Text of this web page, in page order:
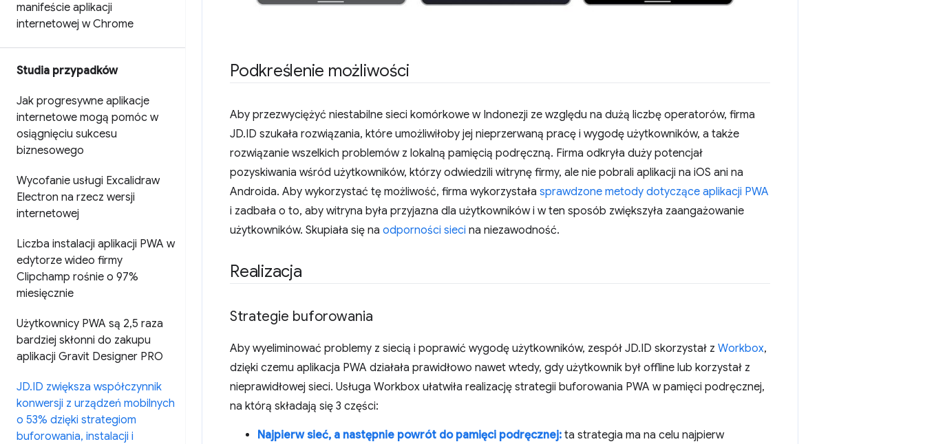
manifeście aplikacji
internetowej w Chrome
Studia przypadków
Jak progresywne aplikacje
internetowe mogą pomóc w
osiągnięciu sukcesu
biznesowego
Wycofanie usługi Excalidraw
Electron na rzecz wersji
internetowej
Liczba instalacji aplikacji PWA w
edytorze wideo firmy
Clipchamp rośnie o 97%
miesięcznie
Użytkownicy PWA są 2,5 raza
bardziej skłonni do zakupu
aplikacji Gravit Designer PRO
JD.ID zwiększa współczynnik
konwersji z urządzeń mobilnych
o 53% dzięki strategiom
buforowania, instalacji i
Podkreślenie możliwości
Aby przezwyciężyć niestabilne sieci komórkowe w Indonezji ze względu na dużą liczbę operatorów, firma
JD.ID szukała rozwiązania, które umożliwiłoby jej nieprzerwaną pracę i wygodę użytkowników, a także
rozwiązanie wszelkich problemów z lokalną pamięcią podręczną. Firma odkryła duży potencjał
pozyskiwania wśród użytkowników, którzy odwiedzili witrynę firmy, ale nie pobrali aplikacji na iOS ani na
Androida. Aby wykorzystać tę możliwość, firma wykorzystała sprawdzone metody dotyczące aplikacji PWA
i zadbała o to, aby witryna była przyjazna dla użytkowników i w ten sposób zwiększyła zaangażowanie
użytkowników. Skupiała się na odporności sieci na niezawodność.
Realizacja
Strategie buforowania
Aby wyeliminować problemy z siecią i poprawić wygodę użytkowników, zespół JD.ID skorzystał z Workbox,
dzięki czemu aplikacja PWA działała prawidłowo nawet wtedy, gdy użytkownik był offline lub korzystał z
nieprawidłowej sieci. Usługa Workbox ułatwiła realizację strategii buforowania PWA w pamięci podręcznej,
na którą składają się 3 części:
Najpierw sieć, a następnie powrót do pamięci podręcznej: ta strategia ma na celu najpierw